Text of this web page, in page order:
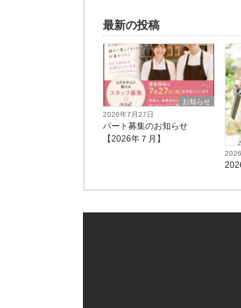
最新の投稿
お知らせ
2026年7月27日
パート募集のお知らせ
【2026年７月】